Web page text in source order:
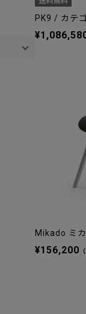
PK9 / カテ
Mikado ミ
¥156,200